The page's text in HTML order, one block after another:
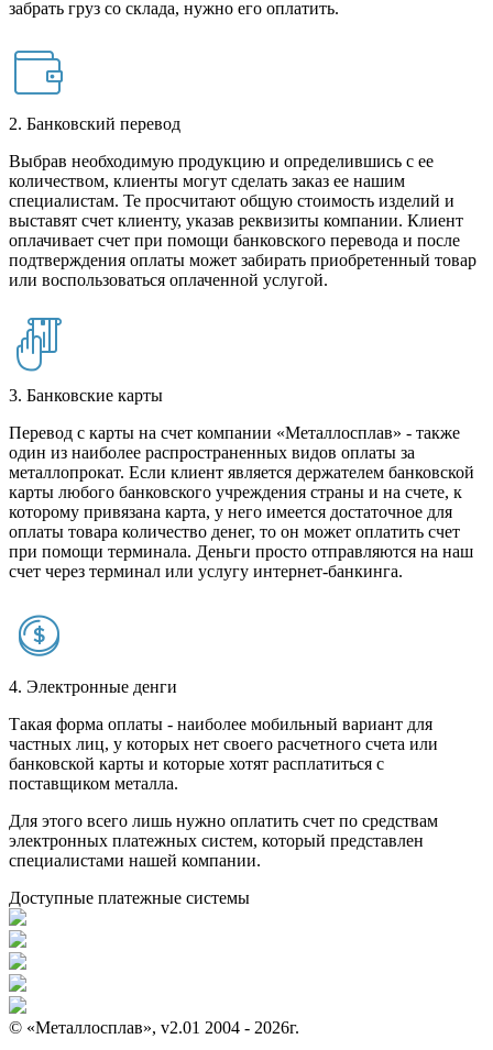
забрать груз со склада, нужно его оплатить.
2. Банковский перевод
Выбрав необходимую продукцию и определившись с ее
количеством, клиенты могут сделать заказ ее нашим
специалистам. Те просчитают общую стоимость изделий и
выставят счет клиенту, указав реквизиты компании. Клиент
оплачивает счет при помощи банковского перевода и после
подтверждения оплаты может забирать приобретенный товар
или воспользоваться оплаченной услугой.
3. Банковские карты
Перевод с карты на счет компании «Металлосплав» - также
один из наиболее распространенных видов оплаты за
металлопрокат. Если клиент является держателем банковской
карты любого банковского учреждения страны и на счете, к
которому привязана карта, у него имеется достаточное для
оплаты товара количество денег, то он может оплатить счет
при помощи терминала. Деньги просто отправляются на наш
счет через терминал или услугу интернет-банкинга.
4. Электронные денги
Такая форма оплаты - наиболее мобильный вариант для
частных лиц, у которых нет своего расчетного счета или
банковской карты и которые хотят расплатиться с
поставщиком металла.
Для этого всего лишь нужно оплатить счет по средствам
электронных платежных систем, который представлен
специалистами нашей компании.
Доступные платежные системы
© «Металлосплав», v2.01 2004 - 2026г.